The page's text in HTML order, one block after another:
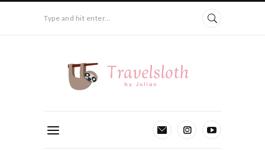
Type and hit enter...